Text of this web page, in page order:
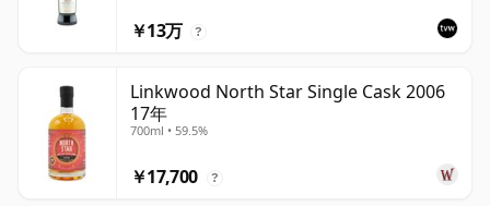
￥13万 ?
Linkwood North Star Single Cask 2006
17年
700ml • 59.5%
￥17,700 ?